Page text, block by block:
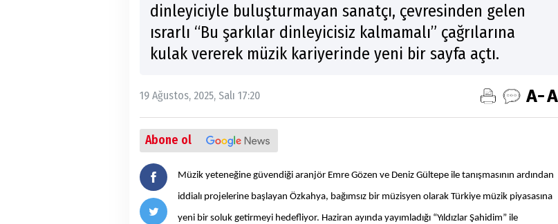
dinleyiciyle buluşturmayan sanatçı, çevresinden gelen
ısrarlı “Bu şarkılar dinleyicisiz kalmamalı” çağrılarına
kulak vererek müzik kariyerinde yeni bir sayfa açtı.
19 Ağustos, 2025, Salı 17:20
Abone ol
Müzik yeteneğine güvendiği aranjör Emre Gözen ve Deniz Gültepe ile tanışmasının ardından
iddialı projelerine başlayan Özkahya, bağımsız bir müzisyen olarak Türkiye müzik piyasasına
yeni bir soluk getirmeyi hedefliyor. Haziran ayında yayımladığı “Yıldızlar Şahidim” ile